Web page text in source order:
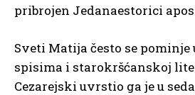
pribrojen Jedanaestorici
Sveti Matija često se
spisima i starokršćanskoj
Cezarejski uvrstio ga je u